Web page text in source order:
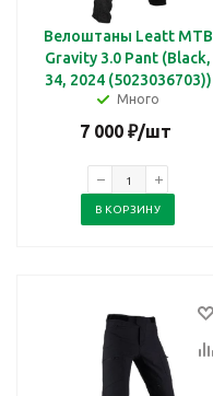
Велоштаны Leatt MTB
Gravity 3.0 Pant (Black,
34, 2024 (5023036703))
Много
7 000 ₽/шт
В КОРЗИНУ